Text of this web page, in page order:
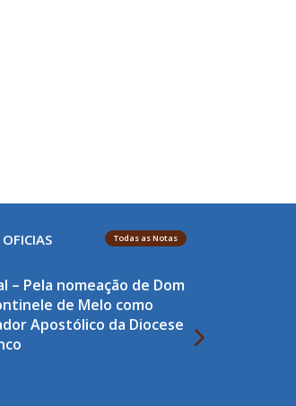
Todas as Notas
– Pela nomeação de Dom
de Melo como
Apostólico da Diocese